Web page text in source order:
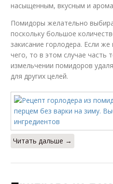
насыщенным, вкусным и
Помидоры желательно
поскольку большое
закисание горлодера. Если
чего, то в этом случае часть
измельчении помидоров
для других целей.
Читать дальше →